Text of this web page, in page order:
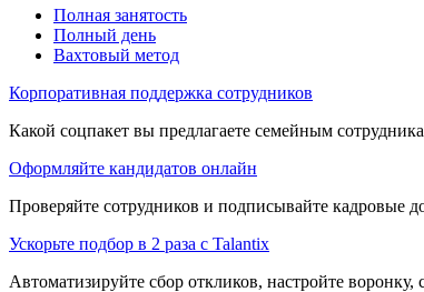
Полная занятость
Полный день
Вахтовый метод
Корпоративная поддержка сотрудников
Какой соцпакет вы предлагаете семейным
Оформляйте кандидатов онлайн
Проверяйте сотрудников и подписывайте кадровые
Ускорьте подбор в 2 раза с Talantix
Автоматизируйте сбор откликов, настройте воронку,